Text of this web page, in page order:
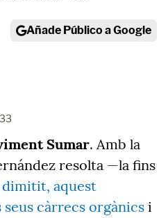
Añade Público a Google
Sumar. Amb la
resolta —la fins
dimitit, aquest
càrrecs orgànicsi